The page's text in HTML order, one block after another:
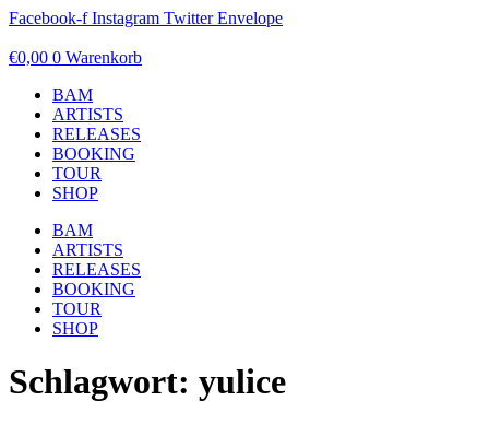
Zum
springen
Facebook-f Instagram Twitter Envelope
€0,00 0 Warenkorb
BAM
ARTISTS
RELEASES
BOOKING
TOUR
SHOP
BAM
ARTISTS
RELEASES
BOOKING
TOUR
SHOP
Schlagwort: yulice